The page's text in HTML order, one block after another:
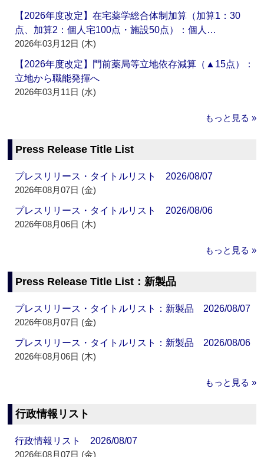
【2026年度改定】在宅薬学総合体制加算（加算1：30
点、加算2：個人宅100点・施設50点）：個人…
2026年03月12日 (木)
【2026年度改定】門前薬局等立地依存減算（▲15点）：
立地から職能発揮へ
2026年03月11日 (水)
もっと見る »
Press Release Title List
プレスリリース・タイトルリスト 2026/08/07
2026年08月07日 (金)
プレスリリース・タイトルリスト 2026/08/06
2026年08月06日 (木)
もっと見る »
Press Release Title List：新製品
プレスリリース・タイトルリスト：新製品 2026/08/07
2026年08月07日 (金)
プレスリリース・タイトルリスト：新製品 2026/08/06
2026年08月06日 (木)
もっと見る »
行政情報リスト
行政情報リスト 2026/08/07
2026年08月07日 (金)